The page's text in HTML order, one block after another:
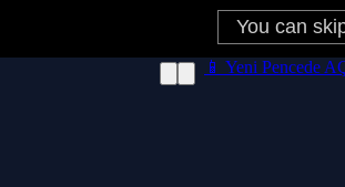
📱 Yeni Pencede